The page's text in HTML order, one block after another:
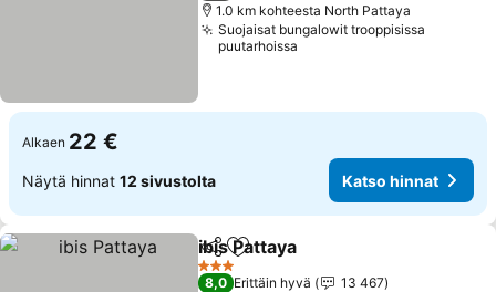
1.0 km kohteesta North Pattaya
Suojaisat bungalowit trooppisissa
puutarhoissa
Alkaen 22 €
Näytä hinnat 12 sivustolta Katso hinnat
Jaa Lisää suosikkeihin
ibis Pattaya
3 Tähtiluokitus
8,0 Erittäin hyvä
13 467